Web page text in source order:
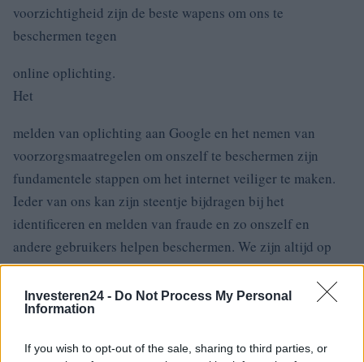
Investeren24 - Do Not Process My Personal
Information
If you wish to opt-out of the sale, sharing to third parties, or
voorzichtigheid zijn de beste wapens om ons te
beschermen tegen
online oplichting.
Het
melden van oplichting aan Google en het nemen van
voorzorgsmaatregelen om onszelf te beschermen zijn
fundamentele stappen om het internet veiliger te maken.
Ieder van ons kan zijn steentje bijdragen bij het
identificeren en melden van fraude en zo onszelf en
andere gebruikers helpen beschermen. We zijn altijd op
onze hoede en verspreiden het bewustzijn om online
oplichting effectief te bestrijden